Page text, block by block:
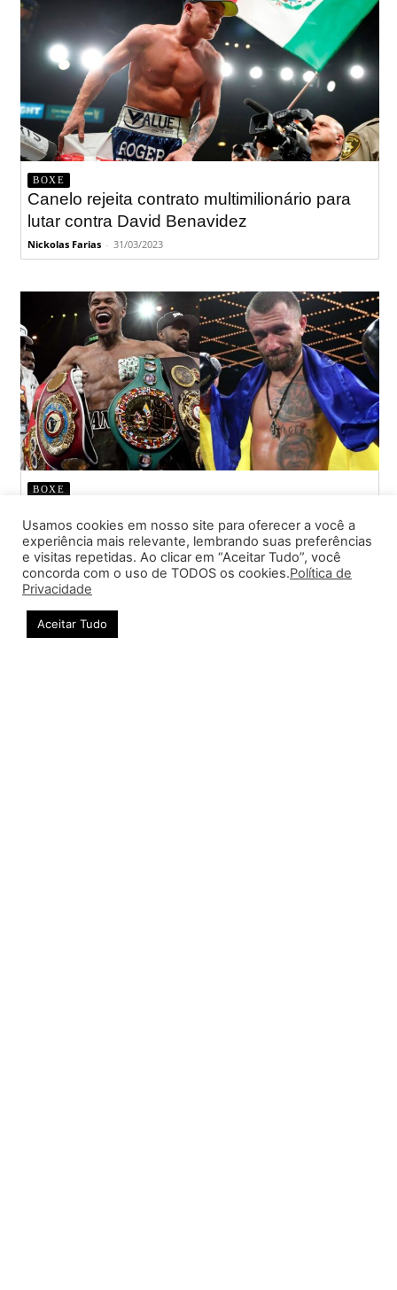
BOXE
Canelo rejeita contrato multimilionário para
lutar contra David Benavidez
Nickolas Farias - 31/03/2023
BOXE
pelo título de campeão indiscutível do peso
leve acontece em Maio
Nickolas Farias - 30/03/2023
Usamos cookies em nosso site para oferecer a você a
experiência mais relevante, lembrando suas preferências
e visitas repetidas. Ao clicar em “Aceitar Tudo”, você
concorda com o uso de TODOS os cookies.Política de
Privacidade
Aceitar Tudo